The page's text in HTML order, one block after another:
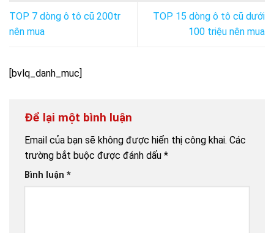
TOP 7 dòng ô tô cũ 200tr
nên mua
TOP 15 dòng ô tô cũ dưới
100 triệu nên mua
[bvlq_danh_muc]
Để lại một bình luận
Email của bạn sẽ không được hiển thị công khai. Các
trường bắt buộc được đánh dấu *
Bình luận *